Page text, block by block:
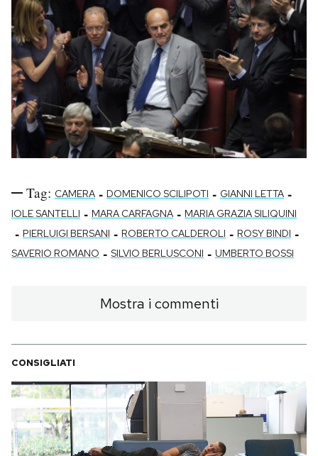
Tag: CAMERA - DOMENICO SCILIPOTI - GIANNI LETTA -
IOLE SANTELLI - MARA CARFAGNA - MARIA GRAZIA SILIQUINI
- PIERLUIGI BERSANI - ROBERTO CALDEROLI - ROSY BINDI -
SAVERIO ROMANO - SILVIO BERLUSCONI - UMBERTO BOSSI
Mostra i commenti
CONSIGLIATI